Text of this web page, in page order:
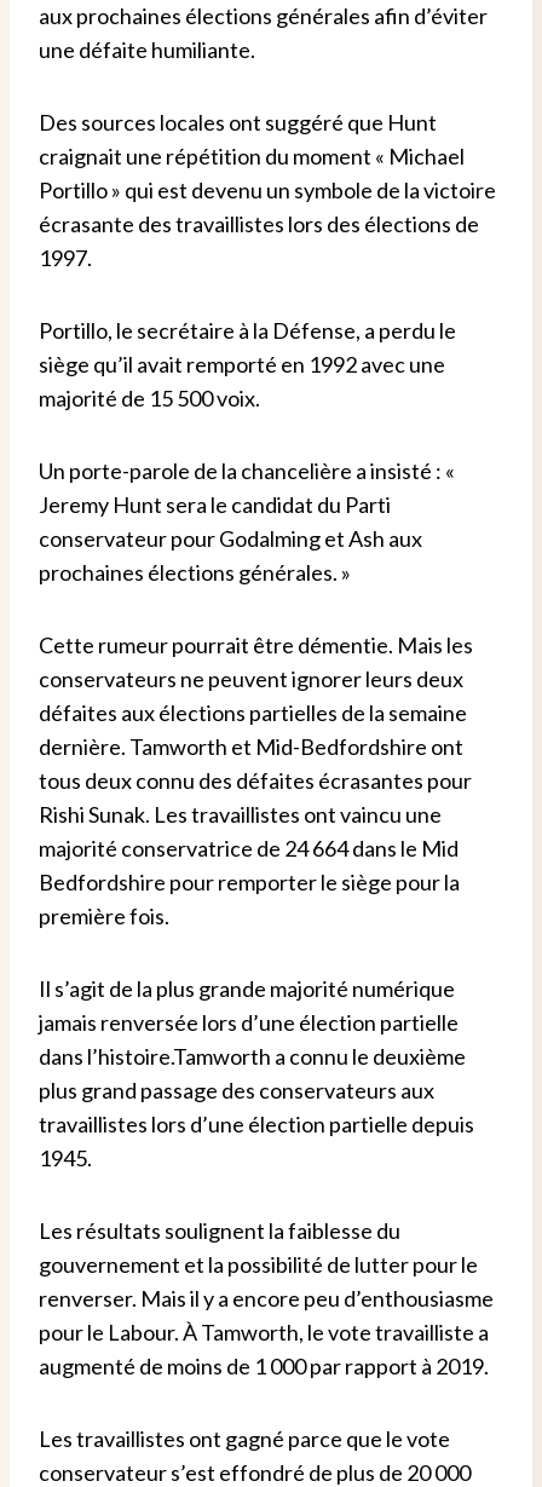
aux prochaines élections générales afin d’éviter
une défaite humiliante.
Des sources locales ont suggéré que Hunt
craignait une répétition du moment « Michael
Portillo » qui est devenu un symbole de la victoire
écrasante des travaillistes lors des élections de
1997.
Portillo, le secrétaire à la Défense, a perdu le
siège qu’il avait remporté en 1992 avec une
majorité de 15 500 voix.
Un porte-parole de la chancelière a insisté : «
Jeremy Hunt sera le candidat du Parti
conservateur pour Godalming et Ash aux
prochaines élections générales. »
Cette rumeur pourrait être démentie. Mais les
conservateurs ne peuvent ignorer leurs deux
défaites aux élections partielles de la semaine
dernière. Tamworth et Mid-Bedfordshire ont
tous deux connu des défaites écrasantes pour
Rishi Sunak. Les travaillistes ont vaincu une
majorité conservatrice de 24 664 dans le Mid
Bedfordshire pour remporter le siège pour la
première fois.
Il s’agit de la plus grande majorité numérique
jamais renversée lors d’une élection partielle
dans l’histoire.Tamworth a connu le deuxième
plus grand passage des conservateurs aux
travaillistes lors d’une élection partielle depuis
1945.
Les résultats soulignent la faiblesse du
gouvernement et la possibilité de lutter pour le
renverser. Mais il y a encore peu d’enthousiasme
pour le Labour. À Tamworth, le vote travailliste a
augmenté de moins de 1 000 par rapport à 2019.
Les travaillistes ont gagné parce que le vote
conservateur s’est effondré de plus de 20 000